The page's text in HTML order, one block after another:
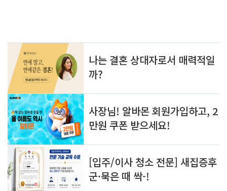
력으로 이어지기를 기대합니다.포천에는 경
쟁력 있는 중소기업이 많이 있습니다. 기업..
여성기업인들의 열정과 성과를 함께 나누는
시간이었습니다.기업을 경영한다는 것은 수
많은 선택과 책임을 감당하는 일입니다. 특히
변화하는 경제 환경 속에서도 새로운 시장을
개척하고, 일자리를 만들며 지역경제를 이끌
어가는 여성경제인 여러분의 도전과 헌신은
우리 사회의 큰 자산입니다.경기북부의 성장
도 결국 지역 기업의 경쟁력에서..
인기포스트
ABOUT
ME
알
아
두
면
쓸
모
LINK
ADMIN
admin
글
쓰
기